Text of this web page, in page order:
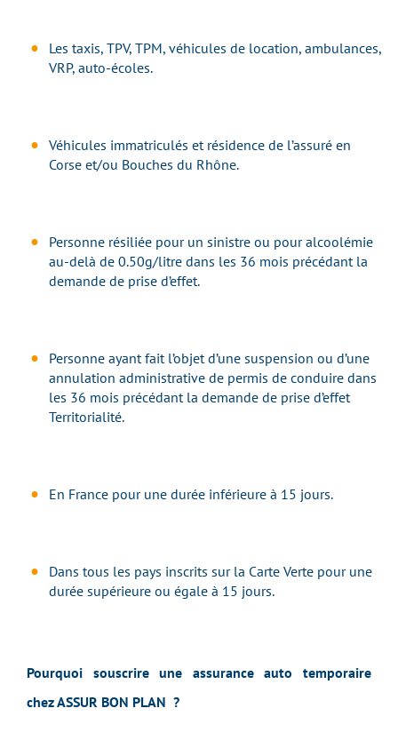
Les taxis, TPV, TPM, véhicules de location, ambulances,
VRP, auto-écoles.
Véhicules immatriculés et résidence de l’assuré en
Corse et/ou Bouches du Rhône.
Personne résiliée pour un sinistre ou pour alcoolémie
au-delà de 0.50g/litre dans les 36 mois précédant la
demande de prise d’effet.
Personne ayant fait l’objet d’une suspension ou d’une
annulation administrative de permis de conduire dans
les 36 mois précédant la demande de prise d’effet
Territorialité.
En France pour une durée inférieure à 15 jours.
Dans tous les pays inscrits sur la Carte Verte pour une
durée supérieure ou égale à 15 jours.
Pourquoi souscrire une assurance auto temporaire
chez ASSUR BON PLAN ?